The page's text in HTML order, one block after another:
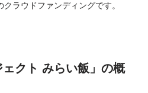
ラウドファンディングです。
ェクト みらい飯」の概